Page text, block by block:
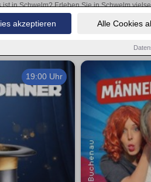
akzeptieren Alle Cookies
in Schwelm? Erleben Sie in Schwelm
oder aufregende Veranstaltungen in
19:00 Uhr